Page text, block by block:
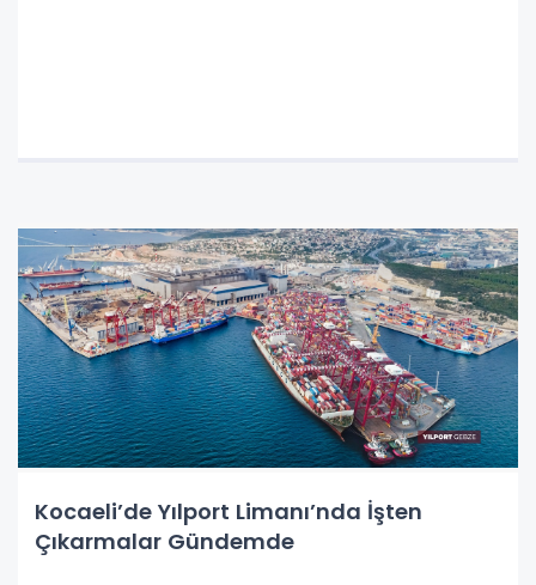
Kocaeli’de Yılport Limanı’nda İşten
Çıkarmalar Gündemde